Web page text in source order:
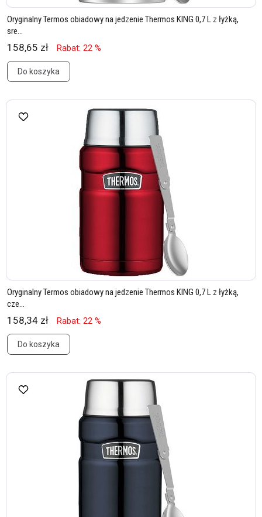
Oryginalny Termos obiadowy na jedzenie Thermos KING 0,7 L z łyżką,
sre...
158,65 zł Rabat: 22 %
Do koszyka
Oryginalny Termos obiadowy na jedzenie Thermos KING 0,7 L z łyżką,
cze...
158,34 zł Rabat: 22 %
Do koszyka